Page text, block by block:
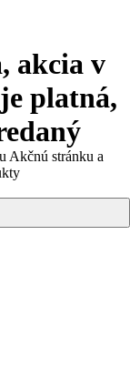
akcia v
platná,
Akčnú stránku a